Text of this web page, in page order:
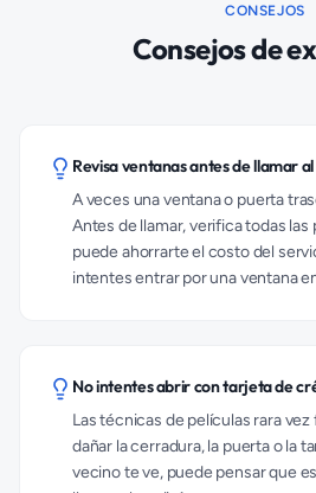
CONSEJOS
Consejos de
Revisa ventanas antes de llamar
A veces una ventana o puerta
Antes de llamar, verifica todas las
puede ahorrarte el costo del
intentes entrar por una ventana
No intentes abrir con tarjeta de
Las técnicas de películas rara
dañar la cerradura, la puerta o la
vecino te ve, puede pensar que